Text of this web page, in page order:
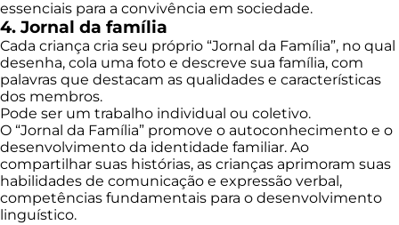
essenciais para a convivência em sociedade.
4. Jornal da família
Cada criança cria seu próprio “Jornal da Família”, no qual
desenha, cola uma foto e descreve sua família, com
palavras que destacam as qualidades e características
dos membros.
Pode ser um trabalho individual ou coletivo.
O “Jornal da Família” promove o autoconhecimento e o
desenvolvimento da identidade familiar. Ao
compartilhar suas histórias, as crianças aprimoram suas
habilidades de comunicação e expressão verbal,
competências fundamentais para o desenvolvimento
linguístico.